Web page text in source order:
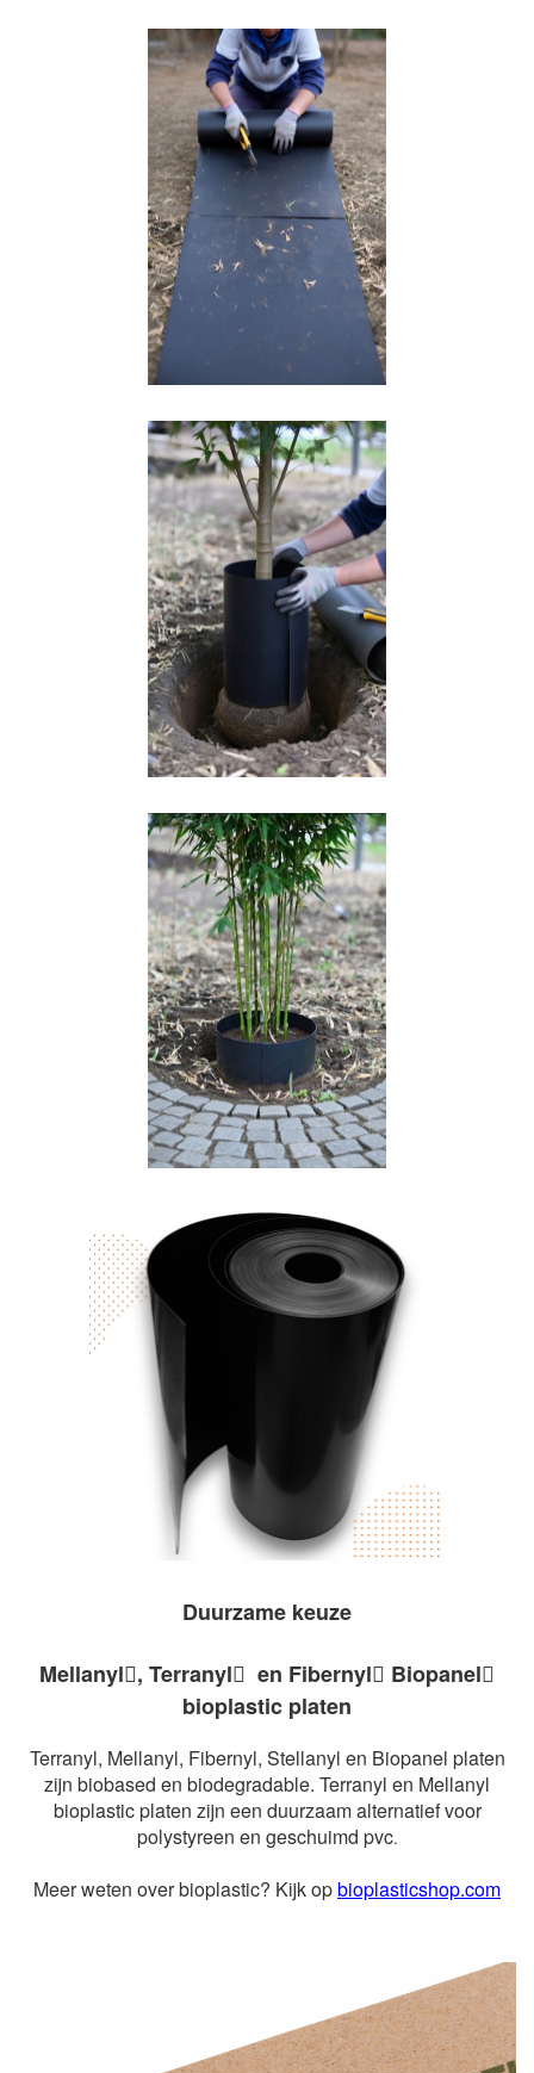
Duurzame keuze
Mellanyl, Terranyl en Fibernyl Biopanel
bioplastic platen
Terranyl, Mellanyl, Fibernyl, Stellanyl en Biopanel platen
zijn biobased en biodegradable. Terranyl en Mellanyl
bioplastic platen zijn een duurzaam alternatief voor
polystyreen en geschuimd pvc.
Meer weten over bioplastic? Kijk opbioplasticshop.com